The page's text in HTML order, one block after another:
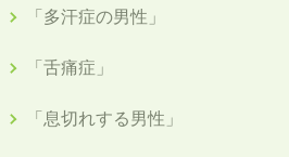
「多汗症の男性」
「舌痛症」
「息切れする男性」